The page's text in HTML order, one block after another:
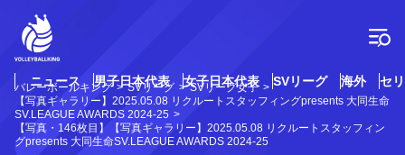
テ
ツ
ニュース 男子日本代表 女子日本代表 SVリーグ 海外 セ
バレーボールキング SVリーグ
SVリーグ女子
【写真ギャラリー】2025.05.08 リクルートスタッフィングpresents 大同生命
SV.LEAGUE AWARDS 2024-25
【写真・146枚目】【写真ギャラリー】2025.05.08 リクルートスタッフィン
グpresents 大同生命SV.LEAGUE AWARDS 2024-25